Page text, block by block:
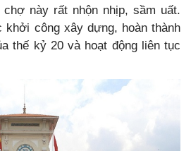
này rất nhộn nhịp, sầm uất.
khởi công xây dựng, hoàn thành
thế kỷ 20 và hoạt động liên tục